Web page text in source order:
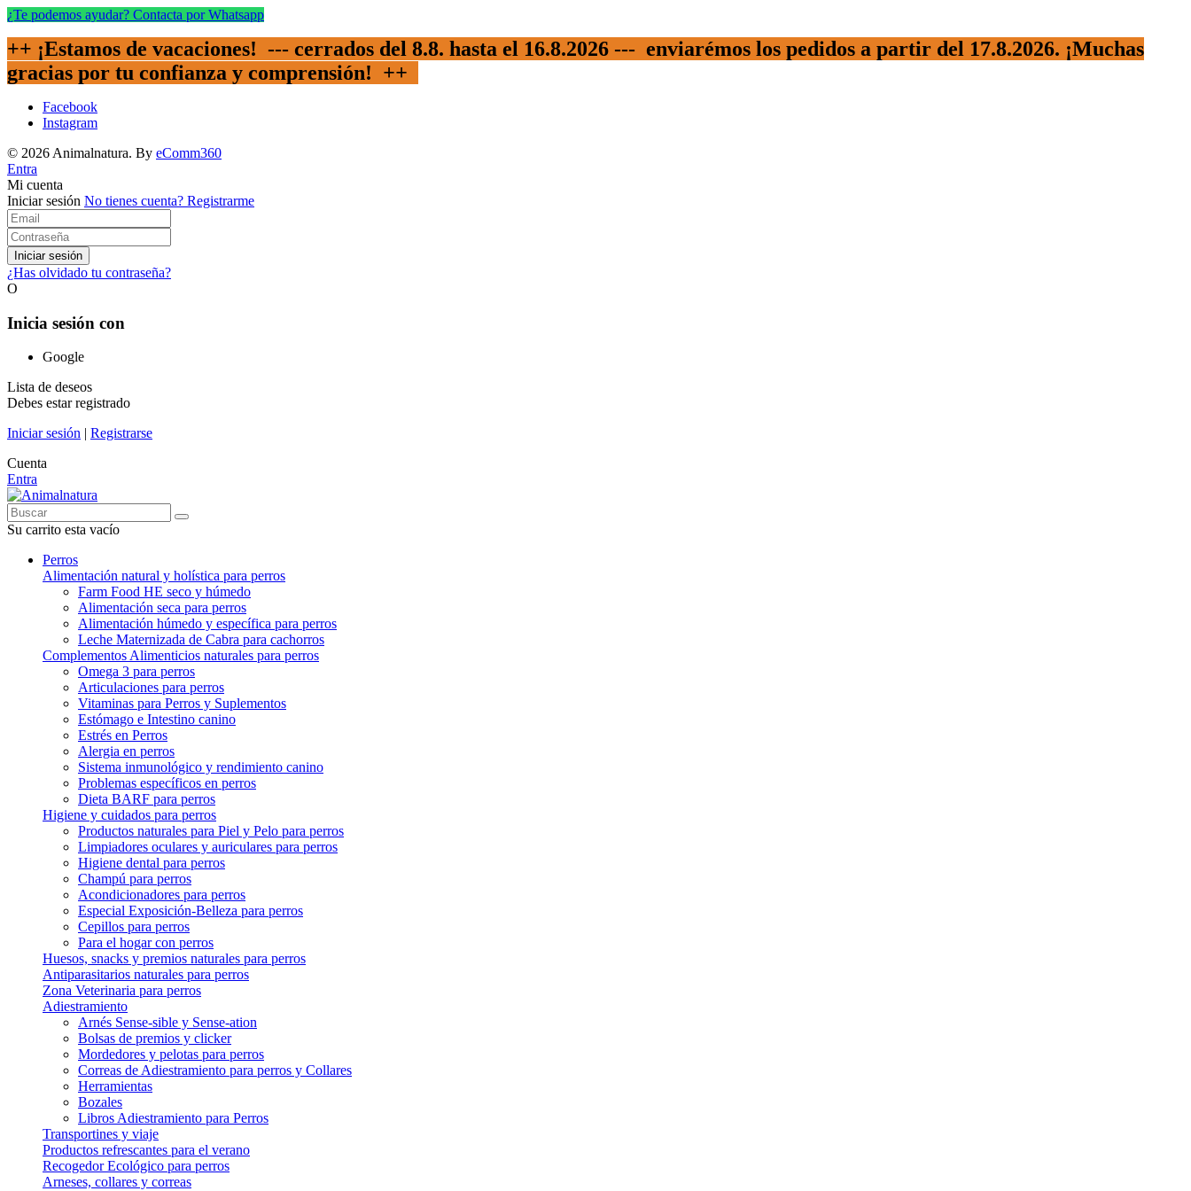
¿Te podemos ayudar? Contacta por Whatsapp
++ ¡Estamos de vacaciones! --- cerrados del 8.8. hasta el 16.8.2026 --- enviarémos los pedidos a partir del 17.8.2026. ¡Muchas
gracias por tu confianza y comprensión! ++
Facebook
Instagram
© 2026 Animalnatura. By eComm360
Entra
Mi cuenta
Iniciar sesión No tienes cuenta? Registrarme
Iniciar sesión
¿Has olvidado tu contraseña?
O
Inicia sesión con
Google
Lista de deseos
Debes estar registrado
Iniciar sesión | Registrarse
Cuenta
Entra
Su carrito esta vacío
Perros
Alimentación natural y holística para perros
Farm Food HE seco y húmedo
Alimentación seca para perros
Alimentación húmedo y específica para perros
Leche Maternizada de Cabra para cachorros
Complementos Alimenticios naturales para perros
Omega 3 para perros
Articulaciones para perros
Vitaminas para Perros y Suplementos
Estómago e Intestino canino
Estrés en Perros
Alergia en perros
Sistema inmunológico y rendimiento canino
Problemas específicos en perros
Dieta BARF para perros
Higiene y cuidados para perros
Productos naturales para Piel y Pelo para perros
Limpiadores oculares y auriculares para perros
Higiene dental para perros
Champú para perros
Acondicionadores para perros
Especial Exposición-Belleza para perros
Cepillos para perros
Para el hogar con perros
Huesos, snacks y premios naturales para perros
Antiparasitarios naturales para perros
Zona Veterinaria para perros
Adiestramiento
Arnés Sense-sible y Sense-ation
Bolsas de premios y clicker
Mordedores y pelotas para perros
Correas de Adiestramiento para perros y Collares
Herramientas
Bozales
Libros Adiestramiento para Perros
Transportines y viaje
Productos refrescantes para el verano
Recogedor Ecológico para perros
Arneses, collares y correas